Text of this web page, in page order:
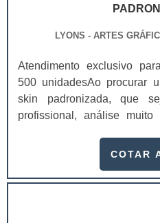
LYONS - ARTES
Atendimento exclusivo
500 unidadesAo procurar
skin padronizada, que
profissional, análise
produto.A busca por
podem assegurar aos
COTAR